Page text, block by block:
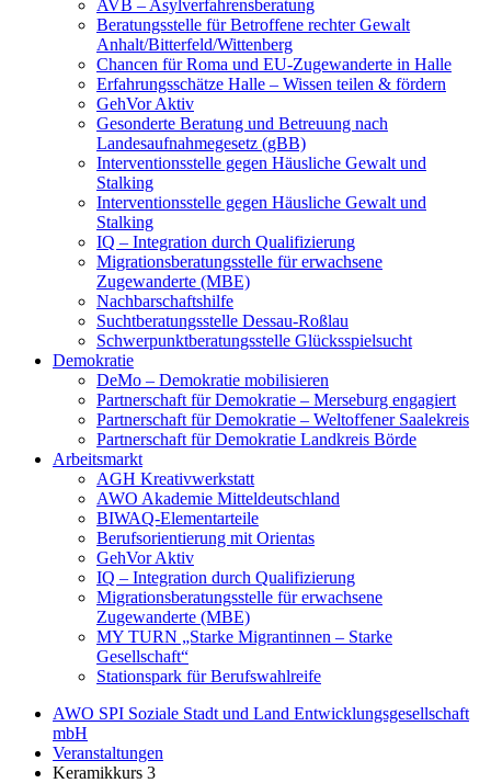
AVB – Asylverfahrensberatung
Beratungsstelle für Betroffene rechter Gewalt
Anhalt/Bitterfeld/Wittenberg
Chancen für Roma und EU-Zugewanderte in Halle
Erfahrungsschätze Halle – Wissen teilen & fördern
GehVor Aktiv
Gesonderte Beratung und Betreuung nach
Landesaufnahmegesetz (gBB)
Interventionsstelle gegen Häusliche Gewalt und
Stalking
Interventionsstelle gegen Häusliche Gewalt und
Stalking
IQ – Integration durch Qualifizierung
Migrationsberatungsstelle für erwachsene
Zugewanderte (MBE)
Nachbarschaftshilfe
Suchtberatungsstelle Dessau-Roßlau
Schwerpunktberatungsstelle Glücksspielsucht
Demokratie
DeMo – Demokratie mobilisieren
Partnerschaft für Demokratie – Merseburg engagiert
Partnerschaft für Demokratie – Weltoffener Saalekreis
Partnerschaft für Demokratie Landkreis Börde
Arbeitsmarkt
AGH Kreativwerkstatt
AWO Akademie Mitteldeutschland
BIWAQ-Elementarteile
Berufsorientierung mit Orientas
GehVor Aktiv
IQ – Integration durch Qualifizierung
Migrationsberatungsstelle für erwachsene
Zugewanderte (MBE)
MY TURN „Starke Migrantinnen – Starke
Gesellschaft“
Stationspark für Berufswahlreife
AWO SPI Soziale Stadt und Land Entwicklungsgesellschaft
mbH
Veranstaltungen
Keramikkurs 3